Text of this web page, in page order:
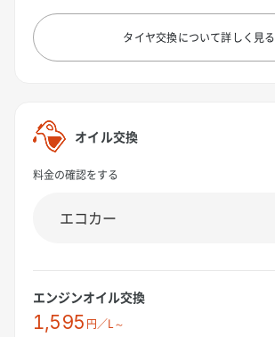
タイヤ交換について詳しく見る
オイル交換
料金の確認をする
エンジンオイル交換
1,595 円／L～